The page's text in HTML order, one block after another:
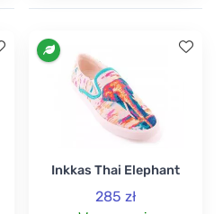
Inkkas Thai Elephant
285 zł